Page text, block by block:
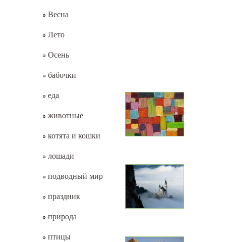
Весна
Лето
Осень
бабочки
еда
животные
котята и кошки
лошади
подводный мир
праздник
природа
птицы